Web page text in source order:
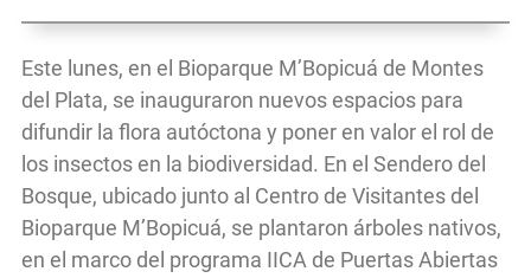
Este lunes, en el Bioparque M’Bopicuá de Montes
del Plata, se inauguraron nuevos espacios para
difundir la flora autóctona y poner en valor el rol de
los insectos en la biodiversidad. En el Sendero del
Bosque, ubicado junto al Centro de Visitantes del
Bioparque M’Bopicuá, se plantaron árboles nativos,
en el marco del programa IICA de Puertas Abiertas